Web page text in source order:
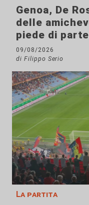
Genoa, De
delle
piede di
09/08/2026
di Filippo Serio
La partita